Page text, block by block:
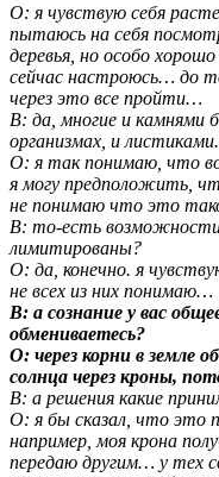
О: я чувствую себя
пытаюсь на себя
деревья, но особо
сейчас настроюсь… до
через это все пройти…
В: да, многие и камнями
организмах, и
О: я так понимаю, что
я могу предположить,
не понимаю что это
В: то-есть
лимитированы?
О: да, конечно. я
не всех из них понимаю…
В: а сознание у вас
обмениваетесь?
О: через корни в земле
солнца через кроны,
В: а решения какие
О: я бы сказал, что это
например, моя крона
передаю другим… у тех